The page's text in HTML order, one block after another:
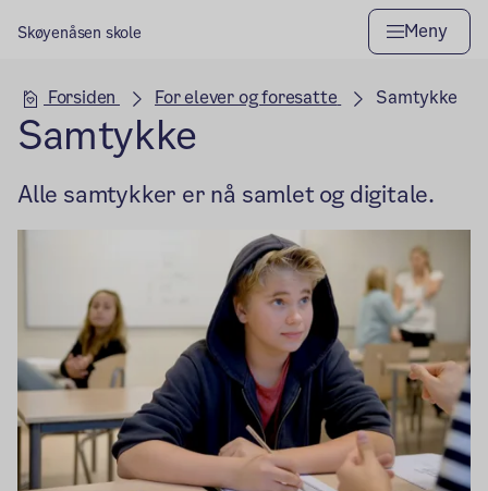
Skøyenåsen skole Meny
Hovedseksjon
Forsiden For elever og foresatte Samtykke
Samtykke
Alle samtykker er nå samlet og digitale.